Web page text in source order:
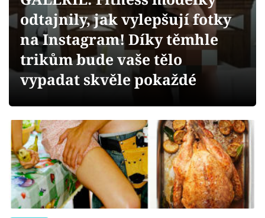
Videa
Sledujte prima+
Sledujte nás
odtajnily, jak vylepšují fotky
na Instagram! Díky těmhle
trikům bude vaše tělo
vypadat skvěle pokaždé